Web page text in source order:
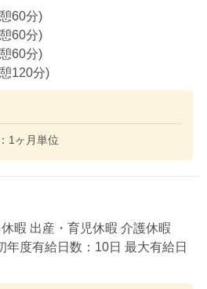
60分)
60分)
60分)
120分)
1ヶ月単位
暇 出産・育児休暇 介護休暇
年度有給日数：10日 最大有給日